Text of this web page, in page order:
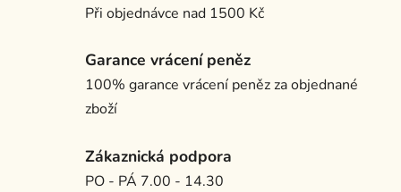
Při objednávce nad 1500 Kč
Garance vrácení peněz
100% garance vrácení peněz za objednané
zboží
Zákaznická podpora
PO - PÁ 7.00 - 14.30